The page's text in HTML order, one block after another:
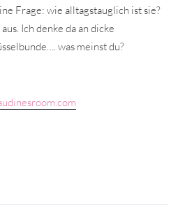
Frage: wie alltagstauglich ist sie?
Ich denke da an dicke
was meinst du?